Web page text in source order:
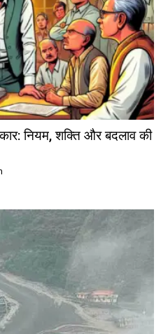
नियम, शक्ति और बदलाव की